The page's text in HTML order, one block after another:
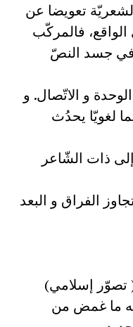
تعويضا عن
فالمركّب
في جسد النصّ
و الاتّصال. و
لغويّا يحدُث
ذات الشّاعر
الفراق و البعد
تصوّر إسلامي)
ما غمض من